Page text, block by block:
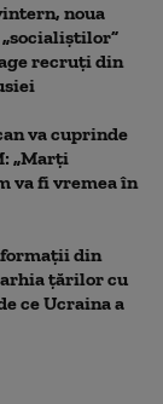
noua
recruți din
va cuprinde
„Marți
va fi vremea în
din
țărilor cu
ce Ucraina a